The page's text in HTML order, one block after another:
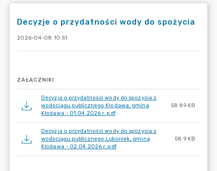
Decyzje o przydatności wody do spożycia
2026-04-08 10:51
ZAŁĄCZNIKI
Decyzja o przydatności wody do spożycia z
wodociągu publicznego Kłodawa, gmina
Kłodawa - 01.04.2026 r..pdf
58.89 KB
Decyzja o przydatności wody do spożycia z
wodociągu publicznego Luboniek, gmina
Kłodawa - 02.04.2026 r..pdf
58.9 KB